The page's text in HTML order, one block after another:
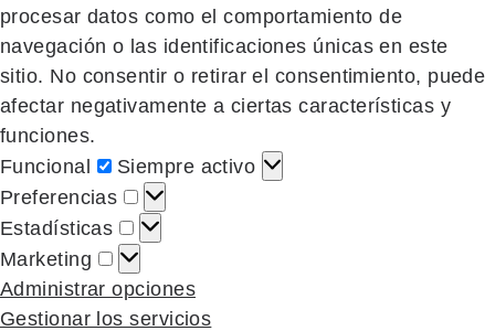
procesar datos como el comportamiento de
navegación o las identificaciones únicas en este
sitio. No consentir o retirar el consentimiento, puede
afectar negativamente a ciertas características y
funciones.
Funcional
Siempre activo
Preferencias
Estadísticas
Marketing
Administrar opciones
Gestionar los servicios